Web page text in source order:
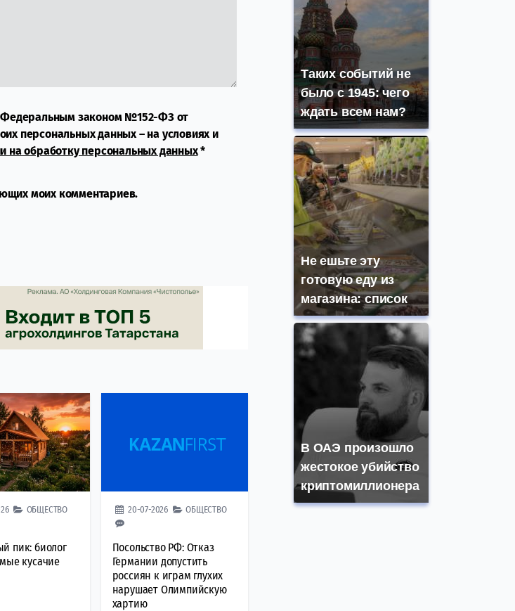
Федеральным законом №152-ФЗ от
персональных данных – на условиях и
на обработку персональных данных*
моих комментариев.
ОБЩЕСТВО
пик: биолог
кусачие
20-07-2026 ОБЩЕСТВО
Посольство РФ: Отказ
Германии допустить
россиян к играм глухих
нарушает Олимпийскую
хартию
Таких событий не
было с 1945: чего
ждать всем нам?
Не ешьте эту
готовую еду из
магазина: список
В ОАЭ произошло
жестокое убийство
криптомиллионера